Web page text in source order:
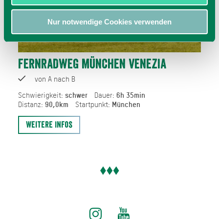
Nur notwendige Cookies verwenden
FERNRADWEG MÜNCHEN VENEZIA
von A nach B
Schwierigkeit: schwer Dauer: 6h 35min
Distanz: 90,0km Startpunkt: München
Weitere Infos